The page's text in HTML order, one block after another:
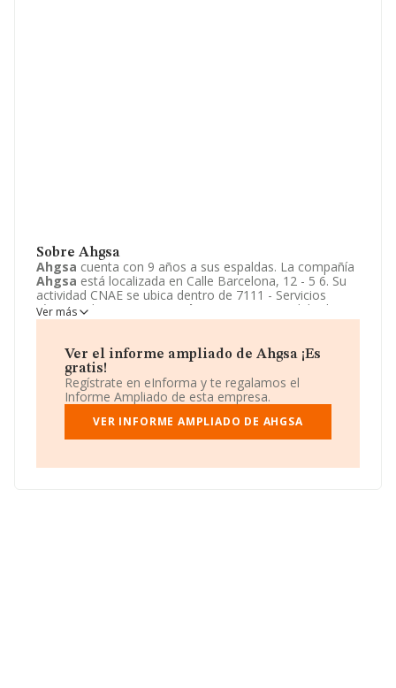
Sobre Ahgsa
Ahgsa cuenta con 9 años a sus espaldas. La compañía
Ahgsa está localizada en Calle Barcelona, 12 - 5 6. Su
actividad CNAE se ubica dentro de 7111 - Servicios
técnicos de arquitectura.
Ahgsa
tiene un modelo de
sociedad Comunidad de bienes.
Ver más
Ver el informe ampliado de Ahgsa ¡Es
gratis!
Regístrate en eInforma y te regalamos el
Informe Ampliado de esta empresa.
VER INFORME AMPLIADO DE AHGSA